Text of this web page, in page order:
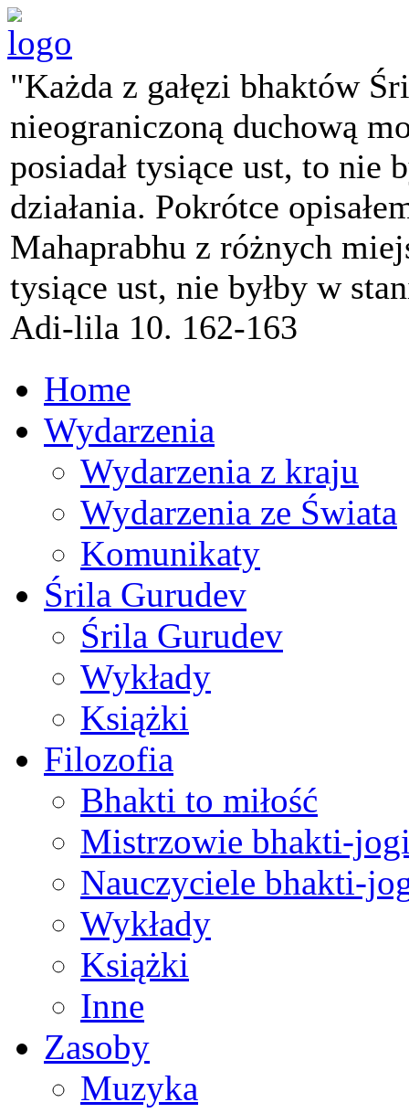
"Każda z gałęzi bhaktów
nieograniczoną duchową
posiadał tysiące ust, to nie
działania. Pokrótce
Mahaprabhu z różnych
tysiące ust, nie byłby w
Adi-lila 10. 162-163
Home
Wydarzenia
Wydarzenia z kraju
Wydarzenia ze Świata
Komunikaty
Śrila Gurudev
Śrila Gurudev
Wykłady
Książki
Filozofia
Bhakti to miłość
Mistrzowie bhakti-
Nauczyciele bhakti-
Wykłady
Książki
Inne
Zasoby
Muzyka